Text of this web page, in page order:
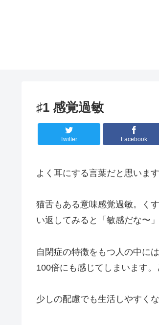
♯1 感覚過敏
Twitter Facebook
よく耳にする言葉だと思いま
猫舌もある意味感覚過敏。く
い返してみると「敏感だな〜
自閉症の特徴をもつ人の中に
100倍にも感じてしまいます。
少しの配慮でも生活しやすく